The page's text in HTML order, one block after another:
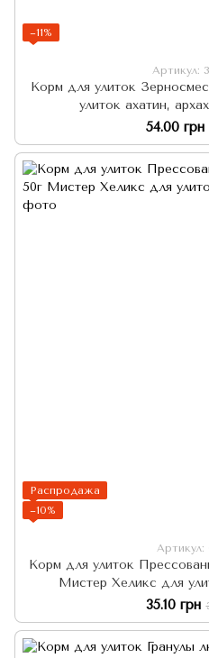
−11%
Артикул:
Корм для улиток
улиток ахатин,
54.00 грн
Распродажа
−10%
Артикул:
Корм для улиток
Мистер Хеликс для
35.10 грн